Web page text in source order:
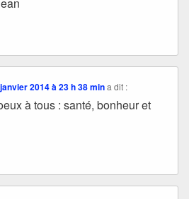
2014 à 23 h 38 min a dit :
à tous : santé, bonheur et